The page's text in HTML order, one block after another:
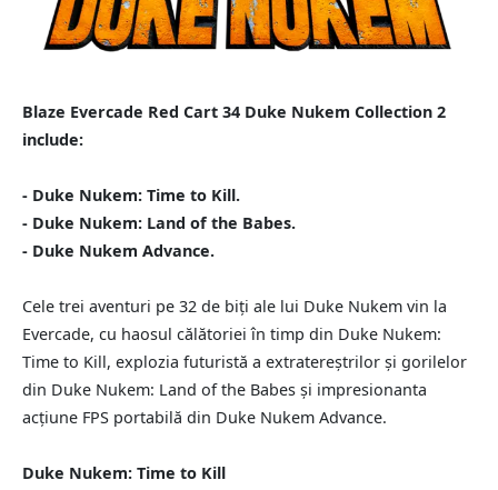
Blaze Evercade Red Cart 34 Duke Nukem Collection 2
include:
- Duke Nukem: Time to Kill.
- Duke Nukem: Land of the Babes.
- Duke Nukem Advance.
Cele trei aventuri pe 32 de biți ale lui Duke Nukem vin la
Evercade, cu haosul călătoriei în timp din Duke Nukem:
Time to Kill, explozia futuristă a extratereștrilor și gorilelor
din Duke Nukem: Land of the Babes și impresionanta
acțiune FPS portabilă din Duke Nukem Advance.
Duke Nukem: Time to Kill